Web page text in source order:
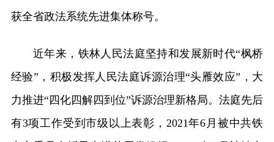
获全省政法系统先进集体称号。
近年来，铁林人民法庭坚持和发展新时代“枫桥
经验”，积极发挥人民法庭诉源治理“头雁效应”，大
力推进“四化四解四到位”诉源治理新格局。法庭先后
有3项工作受到市级以上表彰，2021年6月被中共铁